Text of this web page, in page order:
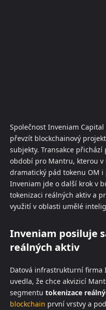
Společnost Inveniam
převzít blockchainový
subjekty. Transakce
období pro Mantru, kterou v
dramatický pád tokenu OM
Inveniam jde o další krok v
tokenizaci reálných aktiv a
využití v oblasti umělé
Inveniam posiluje
reálných aktiv
Datová infrastrukturní firma
uvedla, že chce akvizicí
segmentu tokenizace
blockchain první vrstvy a